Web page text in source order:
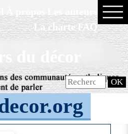
La charte FAQ
du décor